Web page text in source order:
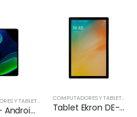
COMPUTADORES Y TABLETS, TABLETA
Xiaomi – Android – Snapdragon 680 – 6GB RAM 128GB ROM
COMPUTADORES Y TABLETS,
Tablet Ekron DE-T616 10.5″ 128GB 4GB RAM 4GLTE